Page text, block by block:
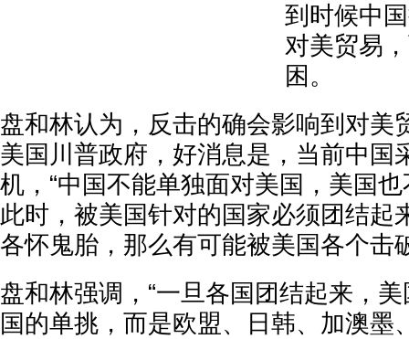
到时候中
对美贸易
困。
盘和林认为，反击的确会影响到对美
美国川普政府，好消息是，当前中国
机，“中国不能单独面对美国，美国
此时，被美国针对的国家必须团结起
各怀鬼胎，那么有可能被美国各个击
盘和林强调，“一旦各国团结起来，
国的单挑，而是欧盟、日韩、加澳墨